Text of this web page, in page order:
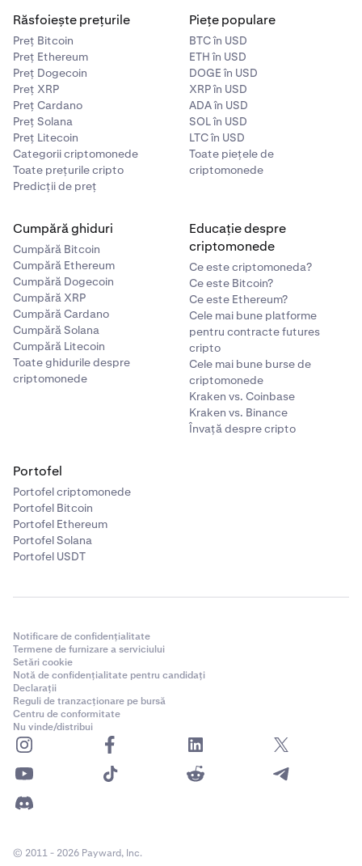
Răsfoiește prețurile
Preț Bitcoin
Preț Ethereum
Preț Dogecoin
Preț XRP
Preț Cardano
Preț Solana
Preț Litecoin
Categorii criptomonede
Toate prețurile cripto
Predicții de preț
Piețe populare
BTC în USD
ETH în USD
DOGE în USD
XRP în USD
ADA în USD
SOL în USD
LTC în USD
Toate piețele de
criptomonede
Cumpără ghiduri
Cumpără Bitcoin
Cumpără Ethereum
Cumpără Dogecoin
Cumpără XRP
Cumpără Cardano
Cumpără Solana
Cumpără Litecoin
Toate ghidurile despre
criptomonede
Educație despre
criptomonede
Ce este criptomoneda?
Ce este Bitcoin?
Ce este Ethereum?
Cele mai bune platforme
pentru contracte futures
cripto
Cele mai bune burse de
criptomonede
Kraken vs. Coinbase
Kraken vs. Binance
Învață despre cripto
Portofel
Portofel criptomonede
Portofel Bitcoin
Portofel Ethereum
Portofel Solana
Portofel USDT
Notificare de confidențialitate
Termene de furnizare a serviciului
Setări cookie
Notă de confidențialitate pentru candidați
Declarații
Reguli de tranzacționare pe bursă
Centru de conformitate
Nu vinde/distribui
© 2011 - 2026 Payward, Inc.